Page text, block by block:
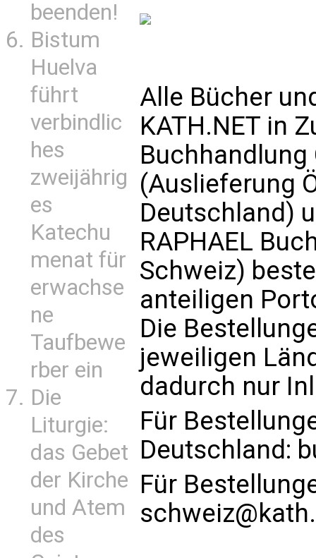
beenden!
Bistum
Huelva
führt
verbindlic
hes
zweijährig
es
Katechu
menat für
erwachse
ne
Taufbewe
rber ein
Die
Liturgie:
das Gebet
der Kirche
und Atem
des
Alle Bücher
KATH.NET in
Buchhandlung
(Auslieferung
Deutschland)
RAPHAEL
Schweiz)
anteiligen
Die
jeweiligen
dadurch nur
Für
Deutschland:
Für